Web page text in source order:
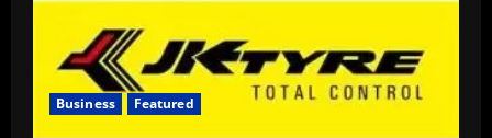
Business Featured